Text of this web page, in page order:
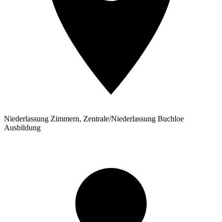
Niederlassung Zimmern, Zentrale/Niederlassung Buchloe
Ausbildung